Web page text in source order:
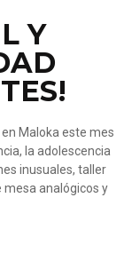
Y
Maloka este mes
la adolescencia
inusuales, taller
mesa analógicos y